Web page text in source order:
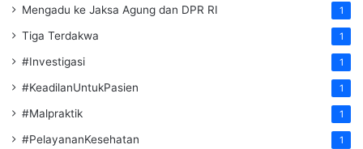
Mengadu ke Jaksa Agung dan DPR RI 1
Tiga Terdakwa 1
#Investigasi 1
#KeadilanUntukPasien 1
#Malpraktik 1
#PelayananKesehatan 1